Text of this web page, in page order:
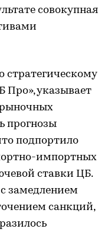
совокупная
стратегическому
Про», указывает
рыночных
прогнозы
подпортило
импортных
ставки ЦБ.
замедлением
санкций,